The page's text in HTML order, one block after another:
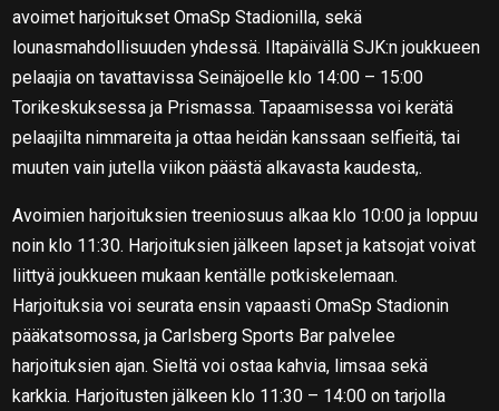
avoimet harjoitukset OmaSp Stadionilla, sekä
lounasmahdollisuuden yhdessä. Iltapäivällä SJK:n joukkueen
pelaajia on tavattavissa Seinäjoelle klo 14:00 – 15:00
Torikeskuksessa ja Prismassa. Tapaamisessa voi kerätä
pelaajilta nimmareita ja ottaa heidän kanssaan selfieitä, tai
muuten vain jutella viikon päästä alkavasta kaudesta,.
Avoimien harjoituksien treeniosuus alkaa klo 10:00 ja loppuu
noin klo 11:30. Harjoituksien jälkeen lapset ja katsojat voivat
liittyä joukkueen mukaan kentälle potkiskelemaan.
Harjoituksia voi seurata ensin vapaasti OmaSp Stadionin
pääkatsomossa, ja Carlsberg Sports Bar palvelee
harjoituksien ajan. Sieltä voi ostaa kahvia, limsaa sekä
karkkia. Harjoitusten jälkeen klo 11:30 – 14:00 on tarjolla